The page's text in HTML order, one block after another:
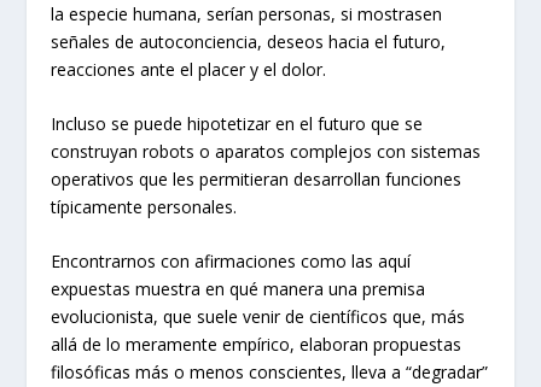
la especie humana, serían personas, si mostrasen
señales de autoconciencia, deseos hacia el futuro,
reacciones ante el placer y el dolor.
Incluso se puede hipotetizar en el futuro que se
construyan robots o aparatos complejos con sistemas
operativos que les permitieran desarrollan funciones
típicamente personales.
Encontrarnos con afirmaciones como las aquí
expuestas muestra en qué manera una premisa
evolucionista, que suele venir de científicos que, más
allá de lo meramente empírico, elaboran propuestas
filosóficas más o menos conscientes, lleva a “degradar”